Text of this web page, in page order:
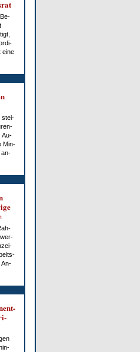
Be­
ei­ne
stei­
Au­
Min­
an­
wer­
An­